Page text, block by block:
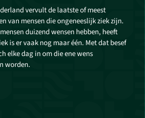
vervult de laatste of meest
van mensen die ongeneeslijk ziek zijn.
duizend wensen hebben, heeft
is er vaak nog maar één. Met dat besef
elke dag in om die ene wens
worden.